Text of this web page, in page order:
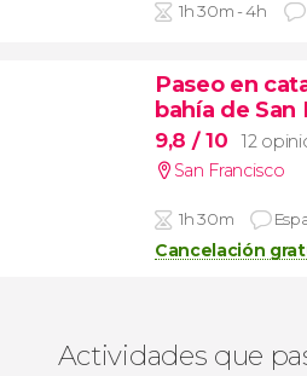
1h 30m - 4h
Paseo en
bahía de San
9,8 / 10
12
San Francisco
1h 30m
Cancelación
Actividades que